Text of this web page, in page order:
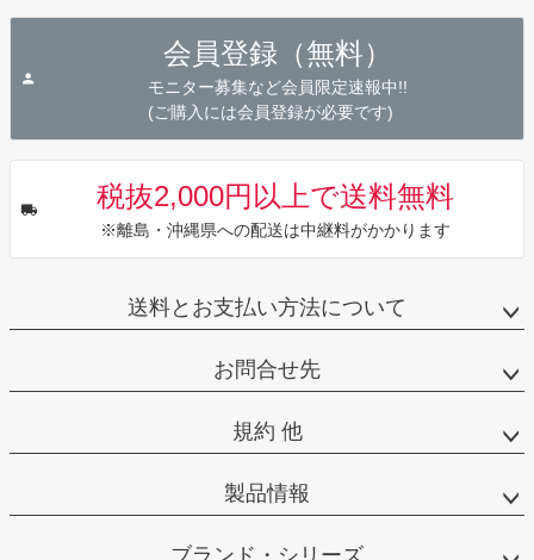
会員登録（無料）
モニター募集など会員限定速報中!!
(ご購入には会員登録が必要です)
税抜2,000円以上で送料無料
※離島・沖縄県への配送は中継料がかかります
送料とお支払い方法について
お問合せ先
規約 他
製品情報